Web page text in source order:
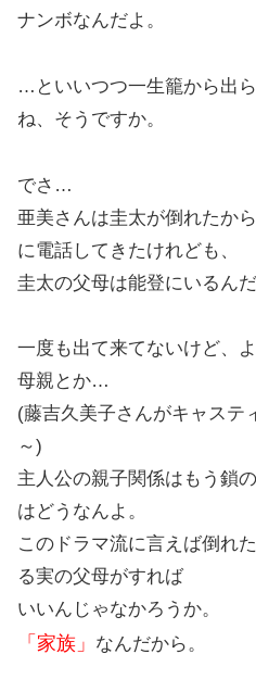
ナンボなんだよ。
…といいつつ一生籠から出
ね、そうですか。
でさ…
亜美さんは圭太が倒れたか
に電話してきたけれども、
圭太の父母は能登にいるんだ
一度も出て来てないけど、
母親とか…
(藤吉久美子さんがキャステ
～)
主人公の親子関係はもう鎖
はどうなんよ。
このドラマ流に言えば倒れ
る実の父母がすれば
いいんじゃなかろうか。
「家族」 なんだから。